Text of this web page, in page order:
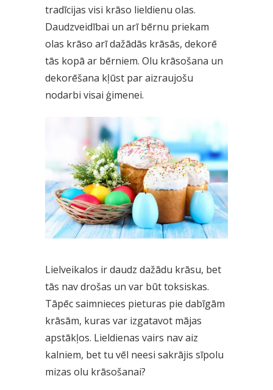
tradīcijas visi krāso lieldienu olas.
Daudzveidībai un arī bērnu priekam
olas krāso arī dažādās krāsās, dekorē
tās kopā ar bērniem. Olu krāsošana un
dekorēšana kļūst par aizraujošu
nodarbi visai ģimenei.
Lielveikalos ir daudz dažādu krāsu, bet
tās nav drošas un var būt toksiskas.
Tāpēc saimnieces pieturas pie dabīgām
krāsām, kuras var izgatavot mājas
apstākļos. Lieldienas vairs nav aiz
kalniem, bet tu vēl neesi sakrājis sīpolu
mizas olu krāsošanai?